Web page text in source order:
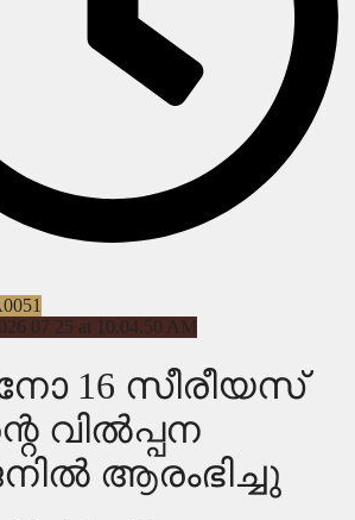
16 സീരീയസ്
വില്‍പ്പന
ആരംഭിച്ചു